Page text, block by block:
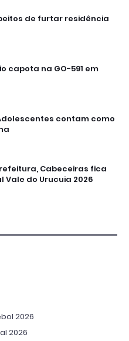
de furtar residência
capota na GO-591 em
contam como
Cabeceiras fica
Vale do Urucuia 2026
2026
2026